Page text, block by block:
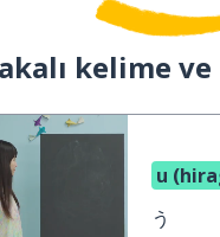
kelime
u
う